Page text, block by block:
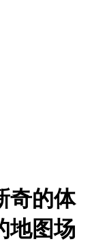
奇的体
地图场